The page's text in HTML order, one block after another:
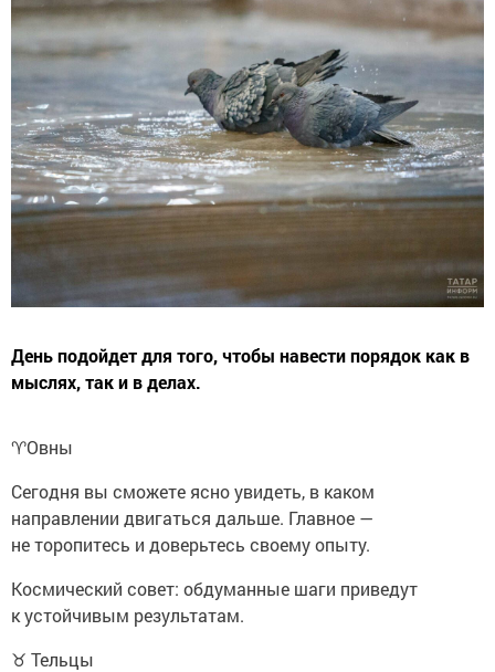
День подойдет для того, чтобы навести порядок как в
мыслях, так и в делах.
♈️Овны
Сегодня вы сможете ясно увидеть, в каком
направлении двигаться дальше. Главное —
не торопитесь и доверьтесь своему опыту.
Космический совет: обдуманные шаги приведут
к устойчивым результатам.
♉ Тельцы